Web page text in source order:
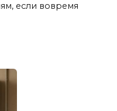
если вовремя